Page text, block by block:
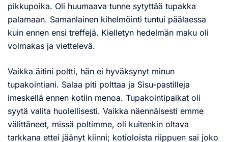
pikkupoika. Oli huumaava tunne sytyttää tupakka
palamaan. Samanlainen kihelmöinti tuntui päälaessa
kuin ennen ensi treffejä. Kielletyn hedelmän maku oli
voimakas ja viettelevä.
Vaikka äitini poltti, hän ei hyväksynyt minun
tupakointiani. Salaa piti polttaa ja Sisu-pastilleja
imeskellä ennen kotiin menoa. Tupakointipaikat oli
syytä valita huolellisesti. Vaikka näennäisesti emme
välittäneet, missä poltimme, oli kuitenkin oltava
tarkkana ettei jäänyt kiinni; kotioloista riippuen sai joko